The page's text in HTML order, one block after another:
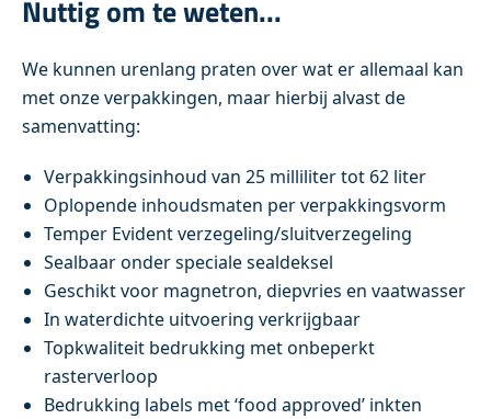
Nuttig om te weten...
We kunnen urenlang praten over wat er allemaal kan
met onze verpakkingen, maar hierbij alvast de
samenvatting:
Verpakkingsinhoud van 25 milliliter tot 62 liter
Oplopende inhoudsmaten per verpakkingsvorm
Temper Evident verzegeling/sluitverzegeling
Sealbaar onder speciale sealdeksel
Geschikt voor magnetron, diepvries en vaatwasser
In waterdichte uitvoering verkrijgbaar
Topkwaliteit bedrukking met onbeperkt
rasterverloop
Bedrukking labels met ‘food approved’ inkten